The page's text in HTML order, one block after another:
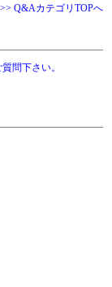
>> Q&AカテゴリTOPへ
問下さい。